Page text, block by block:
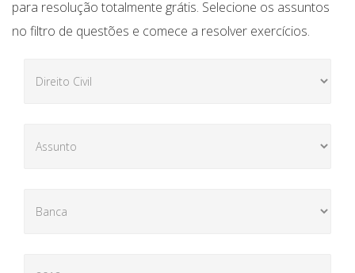
para resolução totalmente grátis. Selecione os assuntos
no filtro de questões e comece a resolver exercícios.